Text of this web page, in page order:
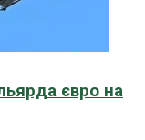
євро на